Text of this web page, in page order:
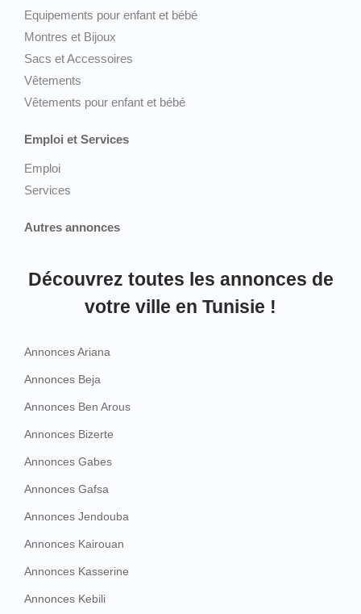
Equipements pour enfant et bébé
Montres et Bijoux
Sacs et Accessoires
Vêtements
Vêtements pour enfant et bébé
Emploi et Services
Emploi
Services
Autres annonces
Découvrez toutes les annonces de
votre ville en Tunisie !
Annonces Ariana
Annonces Beja
Annonces Ben Arous
Annonces Bizerte
Annonces Gabes
Annonces Gafsa
Annonces Jendouba
Annonces Kairouan
Annonces Kasserine
Annonces Kebili